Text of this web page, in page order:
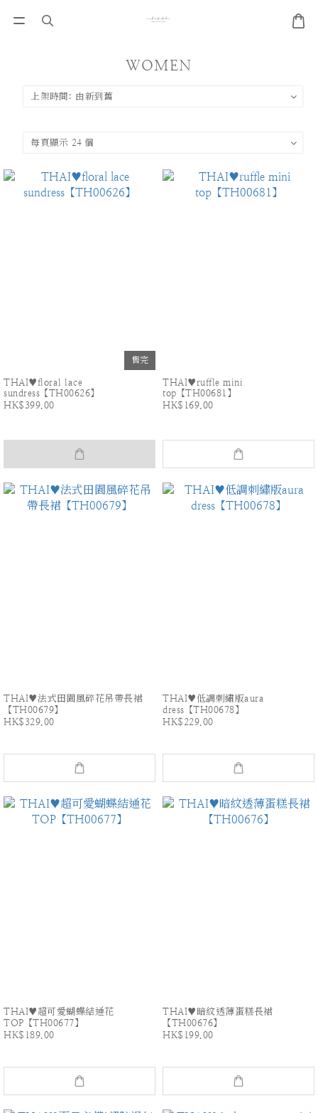
WOMEN
售完
THAI♥floral lace
sundress【TH00626】
HK$399.00
THAI♥ruffle mini
top【TH00681】
HK$169.00
THAI♥法式田園風碎花吊帶長裙
【TH00679】
HK$329.00
THAI♥低調刺繡版aura
dress【TH00678】
HK$229.00
THAI♥超可愛蝴蝶結通花
TOP【TH00677】
HK$189.00
THAI♥暗紋透薄蛋糕長裙
【TH00676】
HK$199.00